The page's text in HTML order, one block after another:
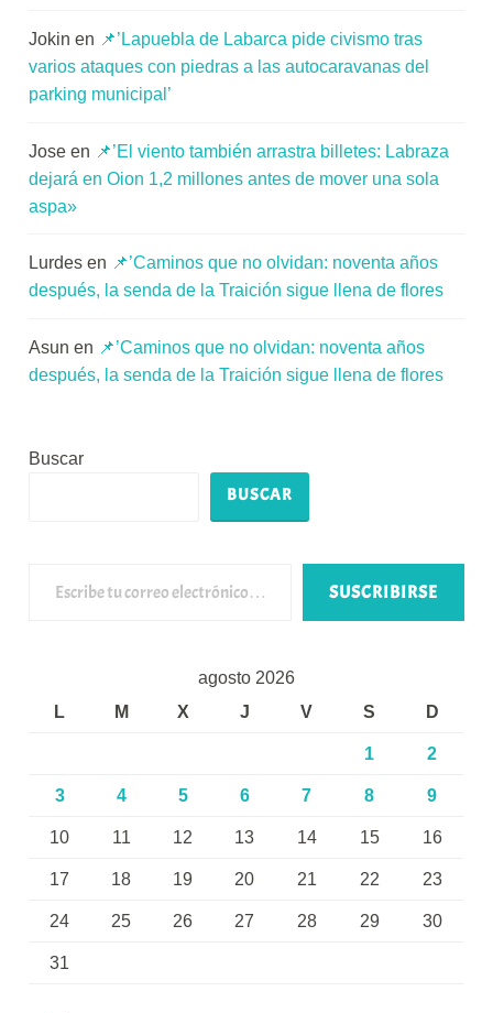
Jokin en 📌’Lapuebla de Labarca pide civismo tras
varios ataques con piedras a las autocaravanas del
parking municipal’
Jose en 📌’El viento también arrastra billetes: Labraza
dejará en Oion 1,2 millones antes de mover una sola
aspa»
Lurdes en 📌’Caminos que no olvidan: noventa años
después, la senda de la Traición sigue llena de flores
Asun en 📌’Caminos que no olvidan: noventa años
después, la senda de la Traición sigue llena de flores
Buscar
BUSCAR
SUSCRIBIRSE
agosto 2026
L
M X J V S D
1 2
3 4 5 6 7 8 9
10 11 12 13 14 15 16
17 18 19 20 21 22 23
24 25 26 27 28 29 30
31